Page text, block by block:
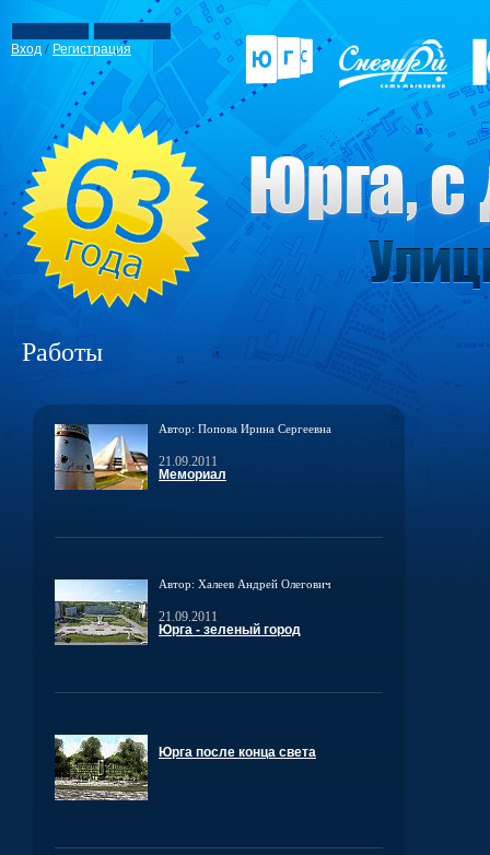
Вход / Регистрация
Работы
Автор: Попова Ирина Сергеевна
21.09.2011
Мемориал
Автор: Халеев Андрей Олегович
21.09.2011
Юрга - зеленый город
Юрга после конца света